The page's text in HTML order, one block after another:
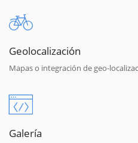
Geolocalización
Mapas o integración de geo-
Galería